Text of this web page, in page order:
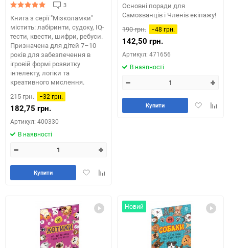
3
Книга з серії "Мізколамки"
містить: лабіринти, судоку, IQ-
тести, квести, шифри, ребуси.
Призначена для дітей 7–10
років для забезпечення в
ігровій формі розвитку
інтелекту, логіки та
креативного мислення.
215 грн.
−32 грн.
182,75 грн.
Артикул: 400330
В наявності
ДодатиДодайте
порівняння
Купити
Основні поради для
Самозванців і Членів екіпажу!
190 грн.
−48 грн.
142,50 грн.
Артикул: 471656
В наявності
Додати
Купити
Новий